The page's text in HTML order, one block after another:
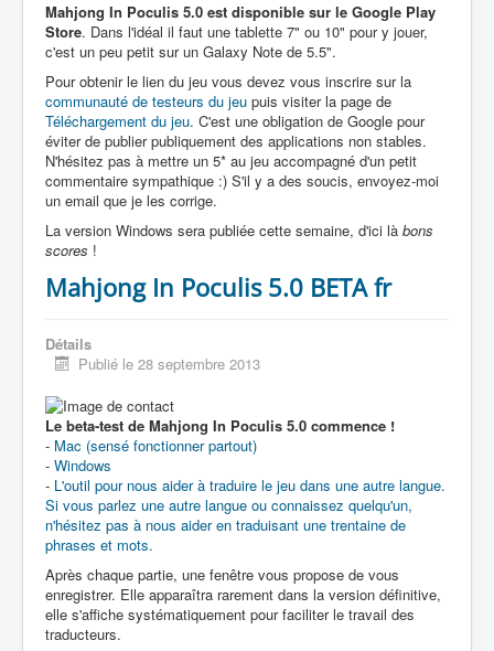
Mahjong In Poculis 5.0 est disponible sur le Google Play
Store. Dans l'idéal il faut une tablette 7" ou 10" pour y jouer,
c'est un peu petit sur un Galaxy Note de 5.5".
Pour obtenir le lien du jeu vous devez vous inscrire sur la
communauté de testeurs du jeu puis visiter la page de
Téléchargement du jeu. C'est une obligation de Google pour
éviter de publier publiquement des applications non stables.
N'hésitez pas à mettre un 5* au jeu accompagné d'un petit
commentaire sympathique :) S'il y a des soucis, envoyez-moi
un email que je les corrige.
La version Windows sera publiée cette semaine, d'ici là bons
scores !
Mahjong In Poculis 5.0 BETA fr
Détails
Publié le 28 septembre 2013
Le beta-test de Mahjong In Poculis 5.0 commence !
- Mac (sensé fonctionner partout)
- Windows
- L'outil pour nous aider à traduire le jeu dans une autre langue.
Si vous parlez une autre langue ou connaissez quelqu'un,
n'hésitez pas à nous aider en traduisant une trentaine de
phrases et mots.
Après chaque partie, une fenêtre vous propose de vous
enregistrer. Elle apparaîtra rarement dans la version définitive,
elle s'affiche systématiquement pour faciliter le travail des
traducteurs.